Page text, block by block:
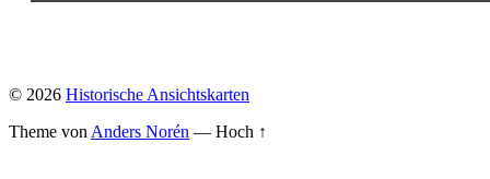
© 2026 Historische Ansichtskarten
Theme von Anders Norén — Hoch ↑